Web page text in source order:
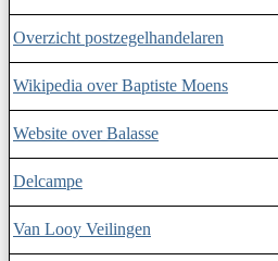
Overzicht postzegelhandelaren
Wikipedia over Baptiste Moens
Website over Balasse
Delcampe
Van Looy Veilingen